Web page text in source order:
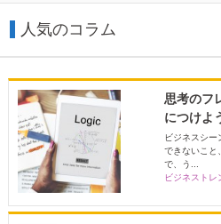
人気のコラム
思考のフ
につけよ
ビジネスシー
できないこと
で、う...
ビジネストレ